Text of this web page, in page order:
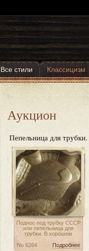
Все стили
Классицизм
Аукцион
Пепельница для трубки.
Поднос под трубку СССР
или пепельница для
трубки. В хорошем
Подробнее
No 6264